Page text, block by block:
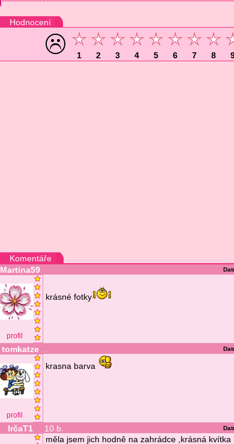
Hodnocení
1 2 3 4 5 6 7 8
Komentáře
Martina59
profil
krásné fotky
tomkatze
profil
krasna barva
IrčaT1 10 b.
měla jsem jich hodně na zahrádce ,krásná kvítka